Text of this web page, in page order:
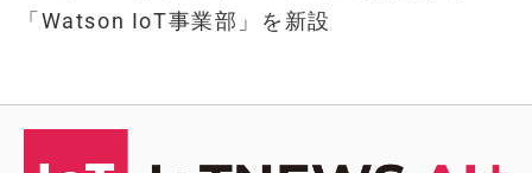
「Watson IoT事業部」を新設